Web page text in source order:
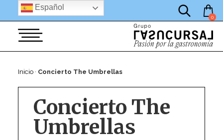
contenido
0
Inicio · Concierto The Umbrellas
Concierto The
Umbrellas
Español